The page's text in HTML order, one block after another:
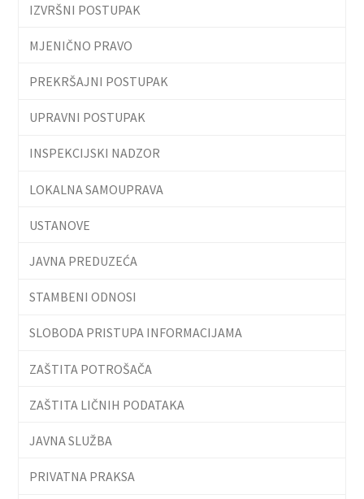
IZVRŠNI POSTUPAK
MJENIČNO PRAVO
PREKRŠAJNI POSTUPAK
UPRAVNI POSTUPAK
INSPEKCIJSKI NADZOR
LOKALNA SAMOUPRAVA
USTANOVE
JAVNA PREDUZEĆA
STAMBENI ODNOSI
SLOBODA PRISTUPA INFORMACIJAMA
ZAŠTITA POTROŠAČA
ZAŠTITA LIČNIH PODATAKA
JAVNA SLUŽBA
PRIVATNA PRAKSA